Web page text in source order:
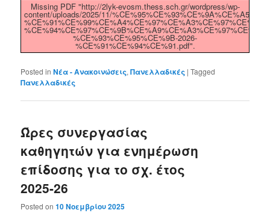
Missing PDF "http://2lyk-evosm.thess.sch.gr/wordpress/wp-
content/uploads/2025/11/
%CE%91%CE%99%CE%A4%CE%97%CE%A3%CE%97%CE%A3-
%CE%94%CE%97%CE%9B%CE%A9%CE%A3%CE%97%CE%A3-
%CE%93%CE%95%CE%9B-2026-
%CE%91%CE%94%CE%91.pdf".
Posted in Νέα - Ανακοινώσεις,Πανελλαδικές |Tagged
Πανελλαδικές
Ώρες συνεργασίας
καθηγητών για ενημέρωση
επίδοσης για το σχ. έτος
2025-26
Posted on10 Νοεμβρίου 2025